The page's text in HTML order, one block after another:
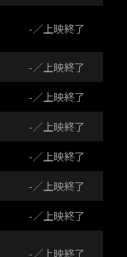
-／上映終了
-／上映終了
-／上映終了
-／上映終了
-／上映終了
-／上映終了
-／上映終了
-／上映終了